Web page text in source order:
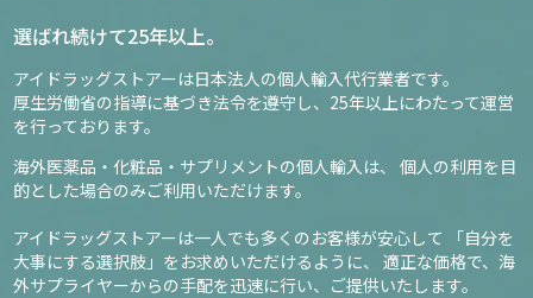
選ばれ続けて25年以上。
アイドラッグストアーは日本法人の個人輸入代行業者です。
厚生労働省の指導に基づき法令を遵守し、 25年以上にわたって運営
を行っております。
海外医薬品・化粧品・サプリメントの個人輸入は、
個人の利用を目
的とした場合のみご利用いただけます。
アイドラッグストアーは一人でも多くのお客様が安心して
「自分を
大事にする選択肢」をお求めいただけるように、
適正な価格で、海
外サプライヤーからの手配を迅速に行い、ご提供いたします。